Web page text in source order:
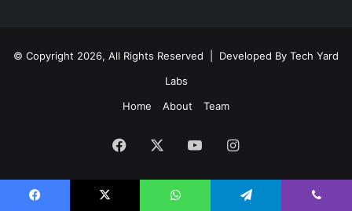
© Copyright 2026, All Rights Reserved | Developed By Tech Yard
Labs
Home
About Team
Facebook YouTubeInstagram